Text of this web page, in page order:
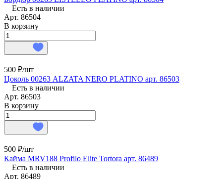
Есть в наличии
Арт. 86504
В корзину
500 ₽/шт
Цоколь 00263 ALZATA NERO PLATINO арт. 86503
Есть в наличии
Арт. 86503
В корзину
500 ₽/шт
Кайма MRV188 Profilo Elite Tortora арт. 86489
Есть в наличии
Арт. 86489